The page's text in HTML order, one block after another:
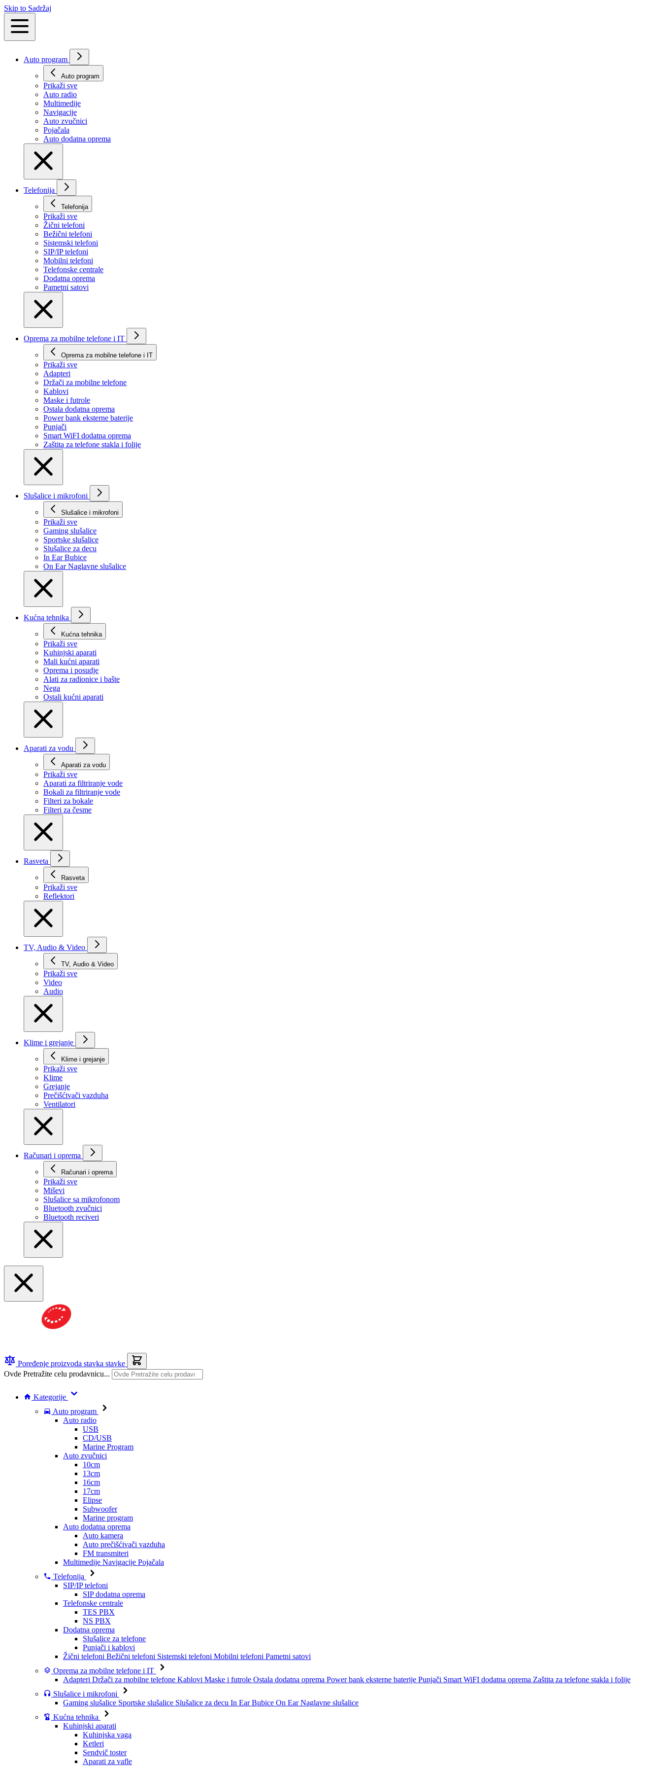
Skip to Sadržaj
Auto program
Auto program
Prikaži svе
Auto radio
Multimedije
Navigacije
Auto zvučnici
Pojačala
Auto dodatna oprema
Telefonija
Telefonija
Prikaži svе
Žični telefoni
Bežični telefoni
Sistemski telefoni
SIP/IP telefoni
Mobilni telefoni
Telefonske centrale
Dodatna oprema
Pametni satovi
Oprema za mobilne telefone i IT
Oprema za mobilne telefone i IT
Prikaži svе
Adapteri
Držači za mobilne telefone
Kablovi
Maske i futrole
Ostala dodatna oprema
Power bank eksterne baterije
Punjači
Smart WiFI dodatna oprema
Zaštita za telefone stakla i folije
Slušalice i mikrofoni
Slušalice i mikrofoni
Prikaži svе
Gaming slušalice
Sportske slušalice
Slušalice za decu
In Ear Bubice
On Ear Naglavne slušalice
Kućna tehnika
Kućna tehnika
Prikaži svе
Kuhinjski aparati
Mali kućni aparati
Oprema i posudje
Alati za radionice i bašte
Nega
Ostali kućni aparati
Aparati za vodu
Aparati za vodu
Prikaži svе
Aparati za filtriranje vode
Bokali za filtriranje vode
Filteri za bokale
Filteri za česme
Rasveta
Rasveta
Prikaži svе
Reflektori
TV, Audio & Video
TV, Audio & Video
Prikaži svе
Video
Audio
Klime i grejanje
Klime i grejanje
Prikaži svе
Klime
Grejanje
Prečišćivači vazduha
Ventilatori
Računari i oprema
Računari i oprema
Prikaži svе
Miševi
Slušalice sa mikrofonom
Bluetooth zvučnici
Bluetooth reciveri
Poređenje proizvoda stavka stavke
Ovde Pretražite celu prodavnicu...
Kategorije
Auto program
Auto radio
USB
CD/USB
Marine Program
Auto zvučnici
10cm
13cm
16cm
17cm
Elipse
Subwoofer
Marine program
Auto dodatna oprema
Auto kamera
Auto prečišćivači vazduha
FM transmiteri
Multimedije Navigacije Pojačala
Telefonija
SIP/IP telefoni
SIP dodatna oprema
Telefonske centrale
TES PBX
NS PBX
Dodatna oprema
Slušalice za telefone
Punjači i kablovi
Žični telefoni Bežični telefoni Sistemski telefoni Mobilni telefoni Pametni satovi
Oprema za mobilne telefone i IT
Adapteri Držači za mobilne telefone Kablovi Maske i futrole Ostala dodatna oprema Power bank eksterne baterije Punjači Smart WiFI dodatna oprema Zaštita za telefone stakla i folije
Slušalice i mikrofoni
Gaming slušalice Sportske slušalice Slušalice za decu In Ear Bubice On Ear Naglavne slušalice
Kućna tehnika
Kuhinjski aparati
Kuhinjska vaga
Ketleri
Sendvič toster
Aparati za vafle